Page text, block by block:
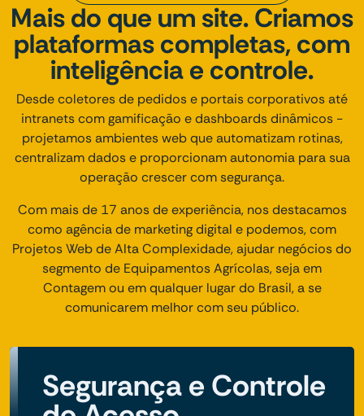
Mais do que um site. Criamos
plataformas completas, com
inteligência e controle.
Desde coletores de pedidos e portais corporativos até
intranets com gamificação e dashboards dinâmicos -
projetamos ambientes web que automatizam rotinas,
centralizam dados e proporcionam autonomia para sua
operação crescer com segurança.
Com mais de 17 anos de experiência, nos destacamos
como agência de marketing digital e podemos, com
Projetos Web de Alta Complexidade, ajudar negócios do
segmento de Equipamentos Agrícolas, seja em
Contagem ou em qualquer lugar do Brasil, a se
comunicarem melhor com seu público.
Segurança e Controle